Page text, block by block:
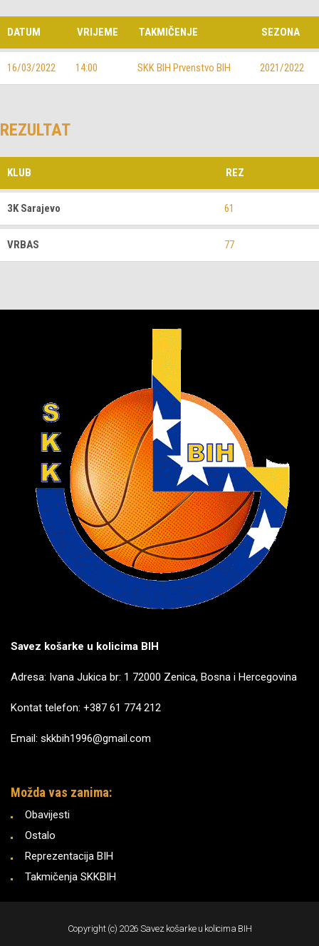
DATUM VRIJEME TAKMIČENJE SEZONA
16/03/2022 14:00 SKK BIH Prvenstvo BIH 2021/2022
REZULTAT
KLUB REZ
3K Sarajevo 61
VRBAS 77
Savez košarke u kolicima BIH
Adresa: Ivana Jukica br: 1 72000 Zenica, Bosna i Hercegovina
Kontat telefon: +387 61 774 212
Email: skkbih1996@gmail.com
Možda vas zanima:
Obavijesti
Ostalo
Reprezentacija BIH
Takmičenja SKKBIH
Copyright (c) 2026 Savez košarke u kolicima BIH